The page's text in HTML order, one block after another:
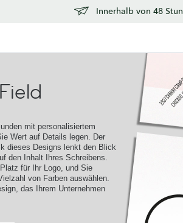
Innerhalb von 48
mit personalisiertem
Wert auf Details legen. Der
dieses Designs lenkt den Blick
den Inhalt Ihres Schreibens.
für Ihr Logo, und Sie
von Farben auswählen.
das Ihrem Unternehmen